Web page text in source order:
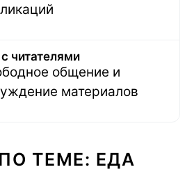
читателями
общение и
материалов
ТЕМЕ: ЕДА